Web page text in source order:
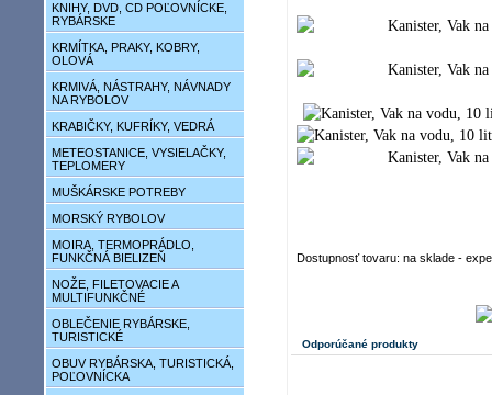
KNIHY, DVD, CD POĽOVNÍCKE,
RYBÁRSKE
KRMÍTKA, PRAKY, KOBRY,
OLOVÁ
KRMIVÁ, NÁSTRAHY, NÁVNADY
NA RYBOLOV
KRABIČKY, KUFRÍKY, VEDRÁ
METEOSTANICE, VYSIELAČKY,
TEPLOMERY
MUŠKÁRSKE POTREBY
MORSKÝ RYBOLOV
MOIRA, TERMOPRÁDLO,
FUNKČNÁ BIELIZEŇ
NOŽE, FILETOVACIE A
MULTIFUNKČNÉ
OBLEČENIE RYBÁRSKE,
TURISTICKÉ
OBUV RYBÁRSKA, TURISTICKÁ,
POĽOVNÍCKA
Dostupnosť tovaru: na sklade -
Odporúčané produkty